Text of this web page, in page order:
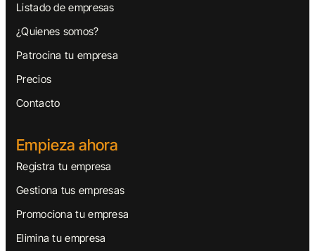
Listado de empresas
¿Quienes somos?
Patrocina tu empresa
Precios
Contacto
Empieza ahora
Registra tu empresa
Gestiona tus empresas
Promociona tu empresa
Elimina tu empresa